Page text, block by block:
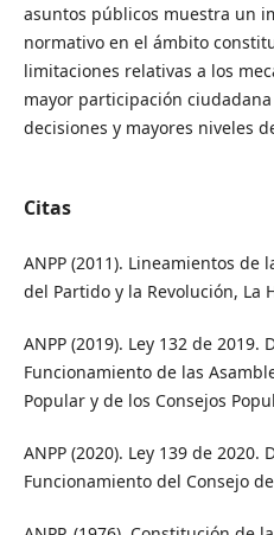
asuntos públicos muestra un
normativo en el ámbito
limitaciones relativas a los
mayor participación
decisiones y mayores niveles
Citas
ANPP (2011). Lineamientos de
del Partido y la Revolución, La
ANPP (2019). Ley 132 de 2019.
Funcionamiento de las
Popular y de los Consejos
ANPP (2020). Ley 139 de 2020.
Funcionamiento del Consejo